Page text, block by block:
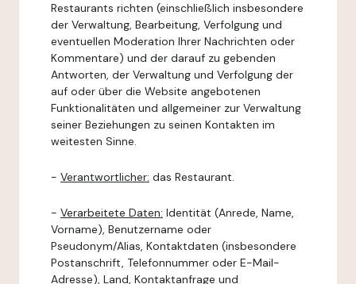
Restaurants richten (einschließlich insbesondere
der Verwaltung, Bearbeitung, Verfolgung und
eventuellen Moderation Ihrer Nachrichten oder
Kommentare) und der darauf zu gebenden
Antworten, der Verwaltung und Verfolgung der
auf oder über die Website angebotenen
Funktionalitäten und allgemeiner zur Verwaltung
seiner Beziehungen zu seinen Kontakten im
weitesten Sinne.
- Verantwortlicher: das Restaurant.
- Verarbeitete Daten: Identität (Anrede, Name,
Vorname), Benutzername oder
Pseudonym/Alias, Kontaktdaten (insbesondere
Postanschrift, Telefonnummer oder E-Mail-
Adresse), Land, Kontaktanfrage und